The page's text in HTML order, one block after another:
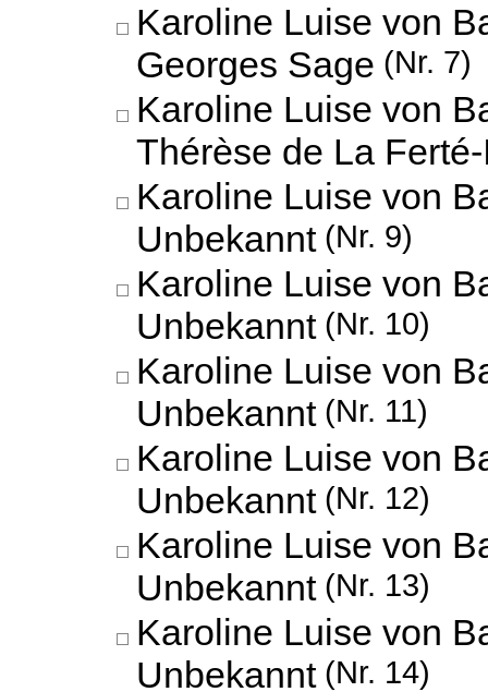
Karoline Luise von
Georges Sage (Nr. 7)
Karoline Luise von
Thérèse de La
Karoline Luise von
Unbekannt (Nr. 9)
Karoline Luise von
Unbekannt (Nr. 10)
Karoline Luise von
Unbekannt (Nr. 11)
Karoline Luise von
Unbekannt (Nr. 12)
Karoline Luise von
Unbekannt (Nr. 13)
Karoline Luise von
Unbekannt (Nr. 14)